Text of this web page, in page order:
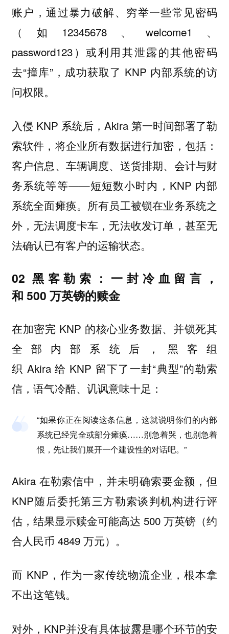
账户，通过暴力破解、穷举一些常见密码
（如12345678、welcome1、
password123）或利用其泄露的其他密码
去“撞库”，成功获取了 KNP 内部系统的访
问权限。
入侵 KNP 系统后，Akira 第一时间部署了勒
索软件，将企业所有数据进行加密，包括：
客户信息、车辆调度、送货排期、会计与财
务系统等等——短短数小时内，KNP 内部
系统全面瘫痪。所有员工被锁在业务系统之
外，无法调度卡车，无法收发订单，甚至无
法确认已有客户的运输状态。
02 黑客勒索：一封冷血留言，
和 500 万英镑的赎金
在加密完 KNP 的核心业务数据、并锁死其
全部内部系统后，黑客组
织 Akira 给 KNP 留下了一封“典型”的勒索
信，语气冷酷、讥讽意味十足：
“如果你正在阅读这条信息，这就说明你们的内部
系统已经完全或部分瘫痪……别急着哭，也别急着
恨，先让我们展开一个建设性的对话吧。”
Akira 在勒索信中，并未明确索要金额，但
KNP随后委托第三方勒索谈判机构进行评
估，结果显示赎金可能高达 500 万英镑（约
合人民币 4849 万元）。
而 KNP，作为一家传统物流企业，根本拿
不出这笔钱。
对外，KNP并没有具体披露是哪个环节的安